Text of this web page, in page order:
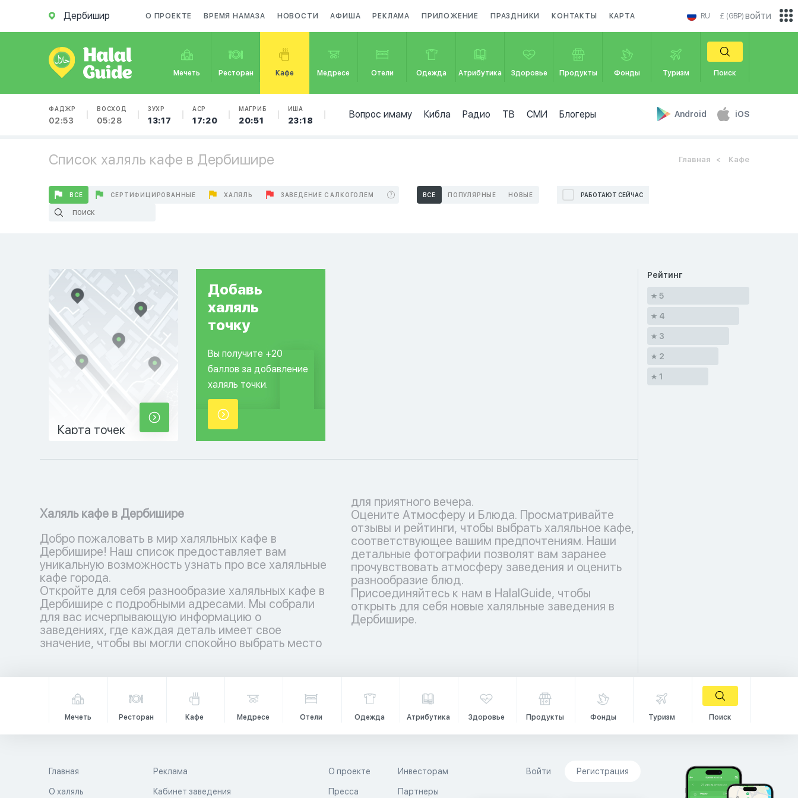
Дербишир О ПРОЕКТЕ ВРЕМЯ НАМАЗА НОВОСТИ АФИША РЕКЛАМА ПРИЛОЖЕНИЕ ПРАЗДНИКИ КОНТАКТЫ КАРТА RU £ (GBP)
Мечеть Ресторан Кафе Медресе Отели Одежда Атрибутика Здоровье Продукты Фонды Туризм Поиск
ФАДЖР
02:53
ВОСХОД
05:28
ЗУХР
13:17
АСР
17:20
МАГРИБ
20:51
ИША
23:18
Вопрос имаму Кибла Радио ТВ СМИ Блогеры Android iOS
войти
Список халяль кафе в Дербишире Главная Кафе
ВСЕ СЕРТИФИЦИРОВАННЫЕ ХАЛЯЛЬ ЗАВЕДЕНИЕ С АЛКОГОЛЕМ ВСЕ ПОПУЛЯРНЫЕ НОВЫЕ РАБОТАЮТ СЕЙЧАС
Карта точек
Добавь
халяль
точку
Вы получите +20
баллов за добавление
халяль точки.
Халяль кафе в Дербишире
Добро пожаловать в мир халяльных кафе в
Дербишире! Наш список предоставляет вам
уникальную возможность узнать про все халяльные
кафе города.
Откройте для себя разнообразие халяльных кафе в
Дербишире с подробными адресами. Мы собрали
для вас исчерпывающую информацию о
заведениях, где каждая деталь имеет свое
значение, чтобы вы могли спокойно выбрать место
для приятного вечера.
Оцените Атмосферу и Блюда. Просматривайте
отзывы и рейтинги, чтобы выбрать халяльное кафе,
соответствующее вашим предпочтениям. Наши
детальные фотографии позволят вам заранее
прочувствовать атмосферу заведения и оценить
разнообразие блюд.
Присоединяйтесь к нам в HalalGuide, чтобы
открыть для себя новые халяльные заведения в
Дербишире.
Рейтинг
5
4
3
2
1
Мечеть Ресторан Кафе Медресе Отели Одежда Атрибутика Здоровье Продукты Фонды Туризм Поиск
Главная
О халяль
Реклама
Кабинет заведения
О проекте
Пресса
Инвесторам
Партнеры
Войти Регистрация